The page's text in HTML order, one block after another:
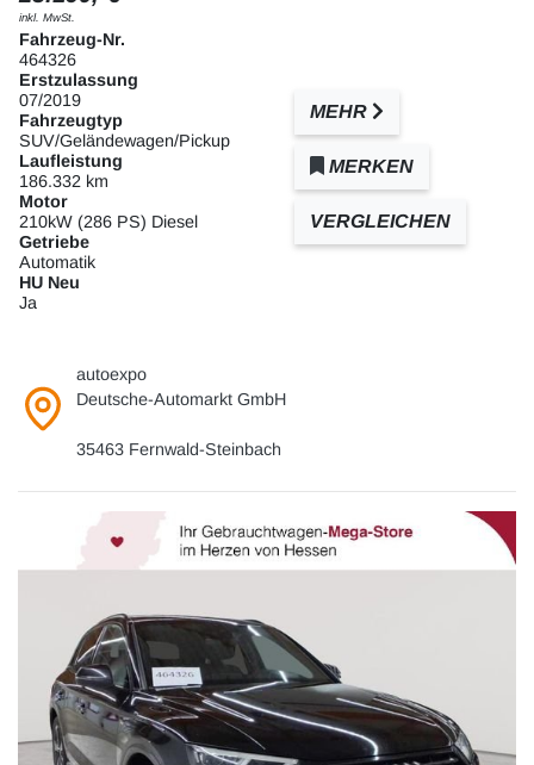
inkl. MwSt.
Fahrzeug-Nr.
464326
Erstzulassung
07/2019
Fahrzeugtyp
SUV/Geländewagen/Pickup
Laufleistung
186.332 km
Motor
210kW (286 PS) Diesel
Getriebe
Automatik
HU Neu
Ja
MEHR
MERKEN
VERGLEICHEN
autoexpo
Deutsche-Automarkt GmbH
35463 Fernwald-Steinbach